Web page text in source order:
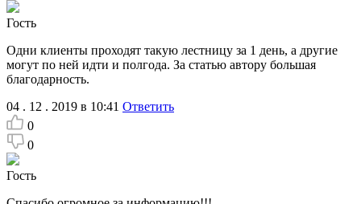
Гость
Одни клиенты проходят такую лестницу за 1 день, а другие
могут по ней идти и полгода. За статью автору большая
благодарность.
04 . 12 . 2019 в 10:41 Ответить
0
0
Гость